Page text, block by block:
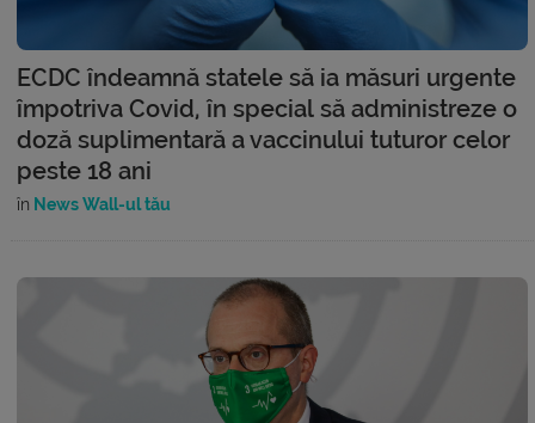
ECDC îndeamnă statele să ia măsuri urgente
împotriva Covid, în special să administreze o
doză suplimentară a vaccinului tuturor celor
peste 18 ani
în News Wall-ul tău